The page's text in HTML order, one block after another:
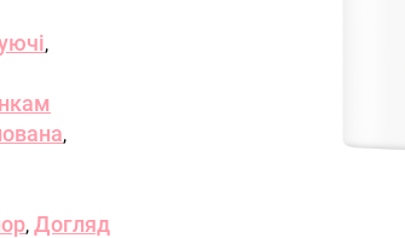
,
,
, Догляд